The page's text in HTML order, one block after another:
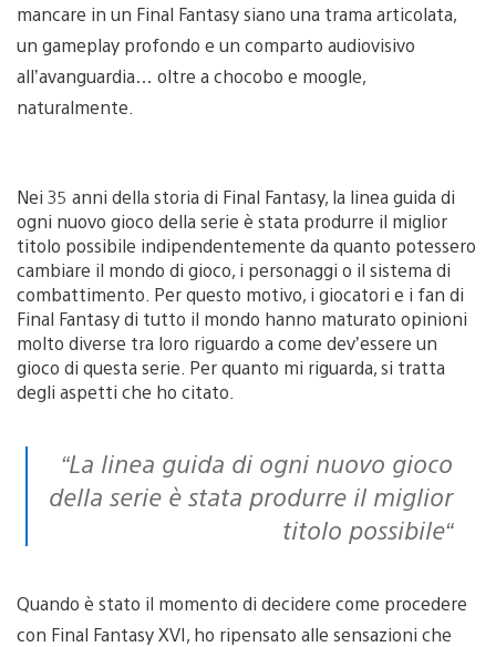
mancare in un Final Fantasy siano una trama articolata,
un gameplay profondo e un comparto audiovisivo
all’avanguardia… oltre a chocobo e moogle,
naturalmente.
Nei 35 anni della storia di Final Fantasy, la linea guida di
ogni nuovo gioco della serie è stata produrre il miglior
titolo possibile indipendentemente da quanto potessero
cambiare il mondo di gioco, i personaggi o il sistema di
combattimento. Per questo motivo, i giocatori e i fan di
Final Fantasy di tutto il mondo hanno maturato opinioni
molto diverse tra loro riguardo a come dev’essere un
gioco di questa serie. Per quanto mi riguarda, si tratta
degli aspetti che ho citato.
“La linea guida di ogni nuovo gioco
della serie è stata produrre il miglior
titolo possibile“
Quando è stato il momento di decidere come procedere
con Final Fantasy XVI, ho ripensato alle sensazioni che